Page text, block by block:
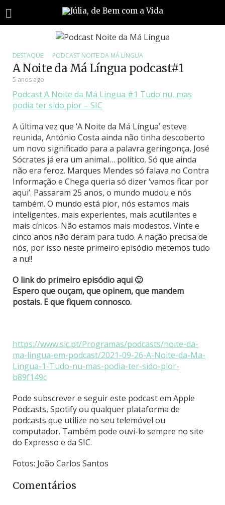
DESTAQUE PODCAST NOITE DA MÁ LÍNGUA
A Noite da Má Língua podcast#1
5 anos ago
Podcast A Noite da Má Língua #1 Tudo nu, mas
podia ter sido pior – SIC
A última vez que ‘A Noite da Má Língua’ esteve
reunida, António Costa ainda não tinha descoberto
um novo significado para a palavra geringonça, José
Sócrates já era um animal… político. Só que ainda
não era feroz. Marques Mendes só falava no Contra
Informação e Chega queria só dizer ‘vamos ficar por
aqui’. Passaram 25 anos, o mundo mudou e nós
também. O mundo está pior, nós estamos mais
inteligentes, mais experientes, mais acutilantes e
mais cínicos. Não estamos mais modestos. Vinte e
cinco anos não deram para tudo. A nação precisa de
nós, por isso neste primeiro episódio metemos tudo
a nu!!
O link do primeiro episódio aqui 🙂
Espero que ouçam, que opinem, que mandem
postais. E que fiquem connosco.
https://www.sic.pt/Programas/podcasts/noite-da-
ma-lingua-em-podcast/2021-09-26-A-Noite-da-Ma-
Lingua-1-Tudo-nu-mas-podia-ter-sido-pior-
b89f149c
Pode subscrever e seguir este podcast em Apple
Podcasts, Spotify ou qualquer plataforma de
podcasts que utilize no seu telemóvel ou
computador. Também pode ouvi-lo sempre no site
do Expresso e da SIC.
Fotos: João Carlos Santos
Comentários